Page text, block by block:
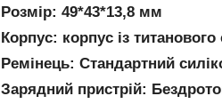
Розмір: 49*43*13,8 мм
Корпус: корпус із титанового
Ремінець: Стандартний
Зарядний пристрій: